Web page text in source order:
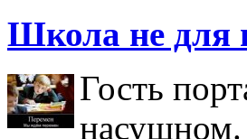
Школа не для
Гость
насущном.